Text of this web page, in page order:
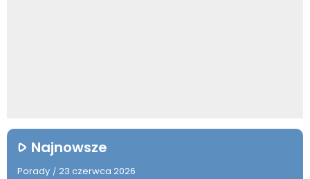
Najnowsze
Porady / 23 czerwca 2026